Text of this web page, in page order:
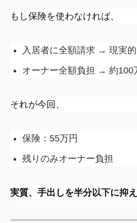
もし保険を使わなければ、
入居者に全額請求 → 現実
オーナー全額負担 → 約100
それが今回、
保険：55万円
残りのみオーナー負担
実質、手出しを半分以下に抑え